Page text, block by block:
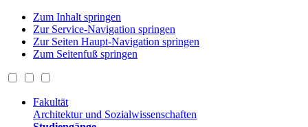
Zum Inhalt springen
Zur Service-Navigation springen
Zur Seiten Haupt-Navigation springen
Zum Seitenfuß springen
Fakultät
Architektur und Sozialwissenschaften